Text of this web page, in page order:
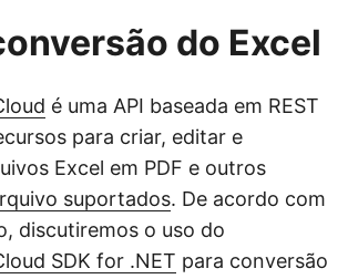
do Excel
é uma API baseada em REST
para criar, editar e
Excel em PDF e outros
suportados. De acordo com
discutiremos o uso do
SDK for .NET para conversão